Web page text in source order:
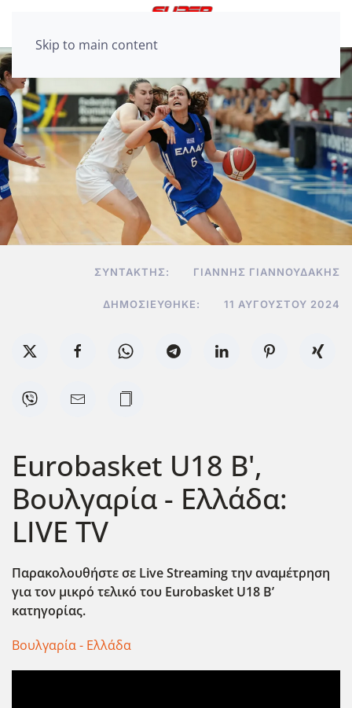
Skip to main content
ΣΥΝΤΆΚΤΗΣ: ΓΙΆΝΝΗΣ ΓΙΑΝΝΟΥΔΆΚΗΣ
ΔΗΜΟΣΙΕΎΘΗΚΕ: 11 ΑΥΓΟΎΣΤΟΥ 2024
Eurobasket U18 Β',
Βουλγαρία - Ελλάδα:
LIVE TV
Παρακολουθήστε σε LiveStreamingτην αναμέτρηση
για τον μικρό τελικό του Eurobasket U18 Β’
κατηγορίας.
Βουλγαρία - Ελλάδα